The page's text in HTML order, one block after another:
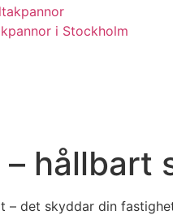
i Stockholm
–
– det skyddar din